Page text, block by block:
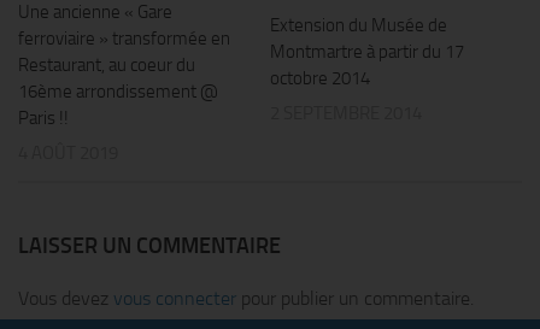
Une ancienne « Gare
ferroviaire » transformée en
Restaurant, au coeur du
16ème arrondissement @
Paris !!
Extension du Musée de
Montmartre à partir du 17
octobre 2014
LAISSER UN COMMENTAIRE
Vous devez vous connecter pour publier un commentaire.